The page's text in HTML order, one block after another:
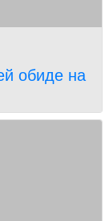
обиде на